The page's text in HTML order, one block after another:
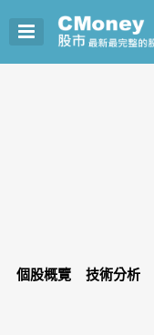
個股概覽 技術分析